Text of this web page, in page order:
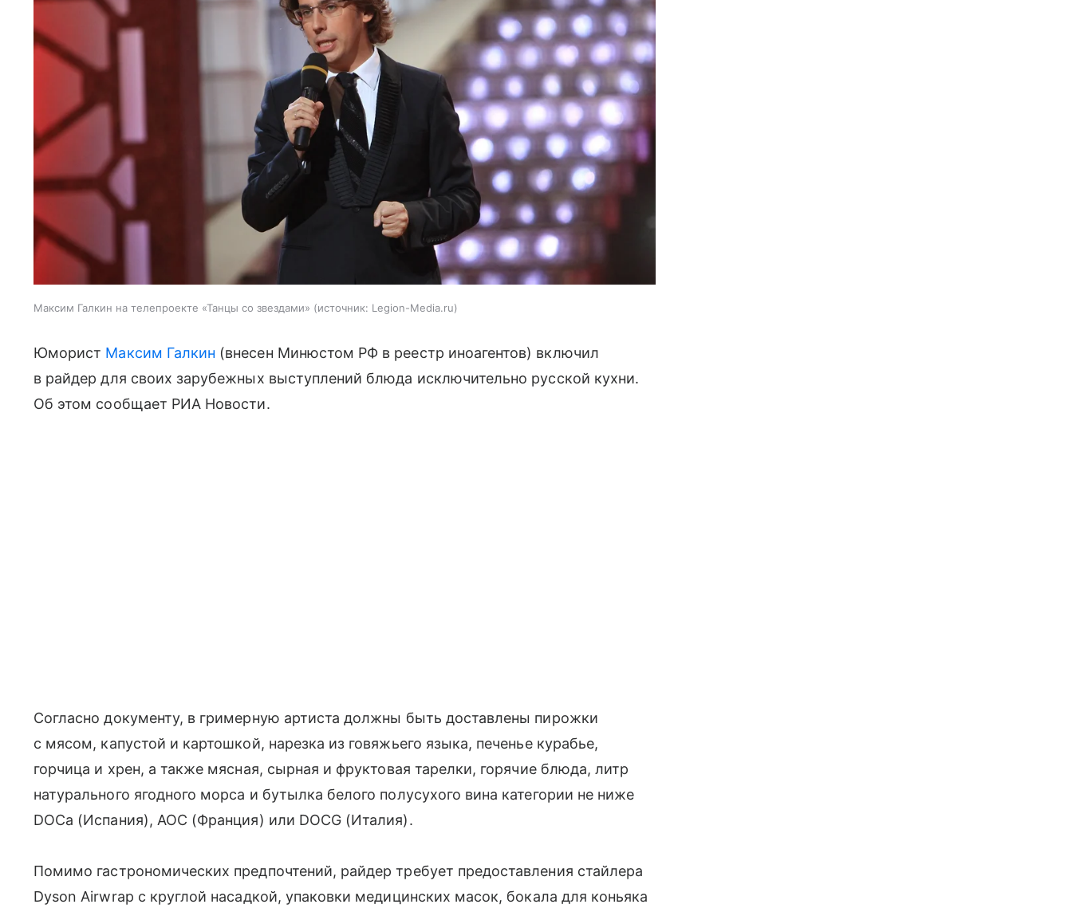
Максим Галкин на телепроекте «Танцы со звездами» источник: Legion-Media.ru
Юморист Максим Галкин (внесен Минюстом РФ в реестр иноагентов) включил
в райдер для своих зарубежных выступлений блюда исключительно русской кухни.
Об этом сообщает РИА Новости.
Согласно документу, в гримерную артиста должны быть доставлены пирожки
с мясом, капустой и картошкой, нарезка из говяжьего языка, печенье курабье,
горчица и хрен, а также мясная, сырная и фруктовая тарелки, горячие блюда, литр
натурального ягодного морса и бутылка белого полусухого вина категории не ниже
DOCa (Испания), AOC (Франция) или DOCG (Италия).
Помимо гастрономических предпочтений, райдер требует предоставления стайлера
Dyson Airwrap с круглой насадкой, упаковки медицинских масок, бокала для коньяка